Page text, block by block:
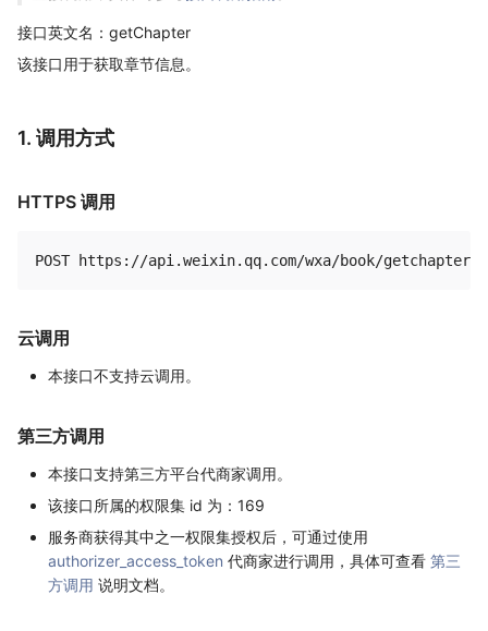
接口英文名：getChapter
该接口用于获取章节信息。
1. 调用方式
HTTPS 调用
云调用
本接口不支持云调用。
第三方调用
本接口支持第三方平台代商家调用。
该接口所属的权限集 id 为：169
服务商获得其中之一权限集授权后，可通过使用
authorizer_access_token 代商家进行调用，具体可查看 第三
方调用 说明文档。